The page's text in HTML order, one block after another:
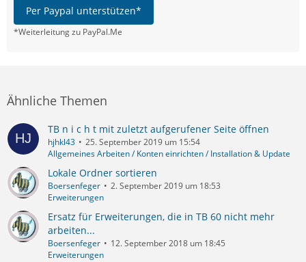
Per Paypal unterstützen*
*Weiterleitung zu PayPal.Me
Ähnliche Themen
TB n i c h t mit zuletzt aufgerufener Seite öffnen
hjhkl43
25. September 2019 um 15:54
Allgemeines Arbeiten / Konten einrichten / Installation & Update
Lokale Ordner sortieren
Boersenfeger
2. September 2019 um 18:53
Erweiterungen
Ersatz für Erweiterungen, die in TB 60 nicht mehr
arbeiten...
Boersenfeger
12. September 2018 um 18:45
Erweiterungen